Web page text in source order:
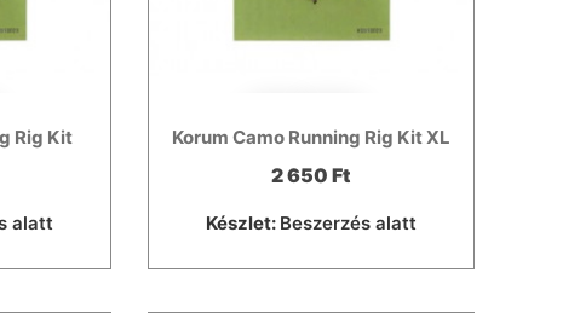
Rig Kit
alatt
Korum Camo Running Rig Kit XL
2 650 Ft
Készlet: Beszerzés alatt